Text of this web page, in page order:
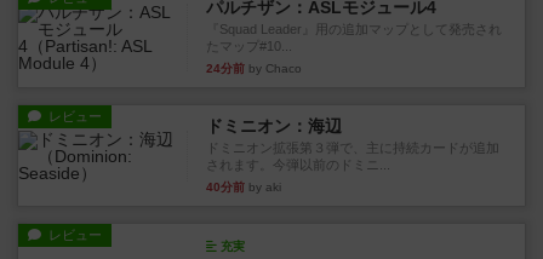
パルチザン：ASLモジュール4
『Squad Leader』用の追加マップとして発売され
たマップ#10...
24分前 by Chaco
レビュー ドミニオン：海辺
ドミニオン拡張第３弾で、主に持続カードが追加
されます。今弾以前のドミニ...
40分前 by aki
レビュー
充実